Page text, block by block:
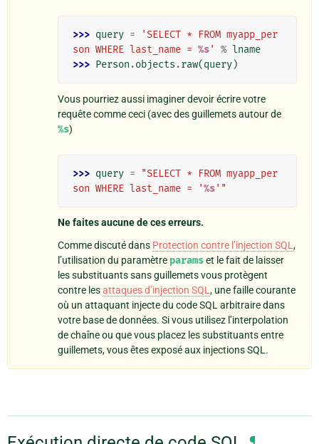
>>> query =
'SELECT * FROM myapp_per
son WHERE last_name = %s' % lname
>>> Person .objects .raw(query)
Vous pourriez aussi imaginer devoir écrire votre
requête comme ceci (avec des guillemets autour de
%s)
>>> query =
"SELECT * FROM myapp_per
son WHERE last_name = '%s'"
Ne faites aucune de ces erreurs.
Comme discuté dans Protection contre l’injection SQL ,
l’utilisation du paramètre paramset le fait de laisser
les substituants sans guillemets vous protègent
contre lesattaques d’injection SQL , une faille courante
où un attaquant injecte du code SQL arbitraire dans
votre base de données. Si vous utilisez l’interpolation
de chaîne ou que vous placez les substituants entre
guillemets, vous êtes exposé aux injections SQL.